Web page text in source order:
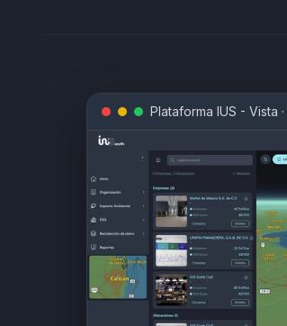
Plataforma IUS - Vista ·